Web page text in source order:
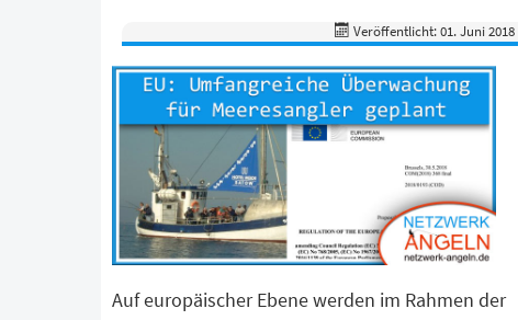
Veröffentlicht: 01. Juni 2018
Auf europäischer Ebene werden im Rahmen der